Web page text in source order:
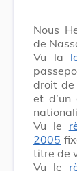
Nous
de
Vu la
droit de
et
Vu le
2005
titre de
Vu le